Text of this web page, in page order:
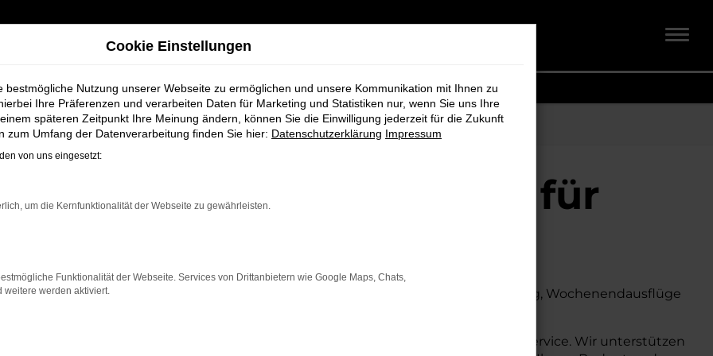
bei Schmidt + Koch für
ein zuverlässiges und modernes Fahrzeug suchen. Ob für den täglichen Arbeitsweg, Wochenendausflüge
und modernes Design, das sowohl in der Stadt als auch auf dem Land glänzt.
einer breiten Auswahl an Seat Fahrzeugen auch umfassende Beratung und Service. Wir unterstützen
Cookie Einstellungen
bestmögliche Nutzung unserer Webseite zu ermöglichen und unsere Kommunikation mit Ihnen zu
Ihre Präferenzen und verarbeiten Daten für Marketing und Statistiken nur, wenn Sie uns Ihre
späteren Zeitpunkt Ihre Meinung ändern, können Sie die Einwilligung jederzeit für die Zukunft
zum Umfang der Datenverarbeitung finden Sie hier: Datenschutzerklärung Impressum
von uns eingesetzt:
um die Kernfunktionalität der Webseite zu gewährleisten.
Funktionalität der Webseite. Services von Drittanbietern wie Google Maps, Chats,
weitere werden aktiviert.